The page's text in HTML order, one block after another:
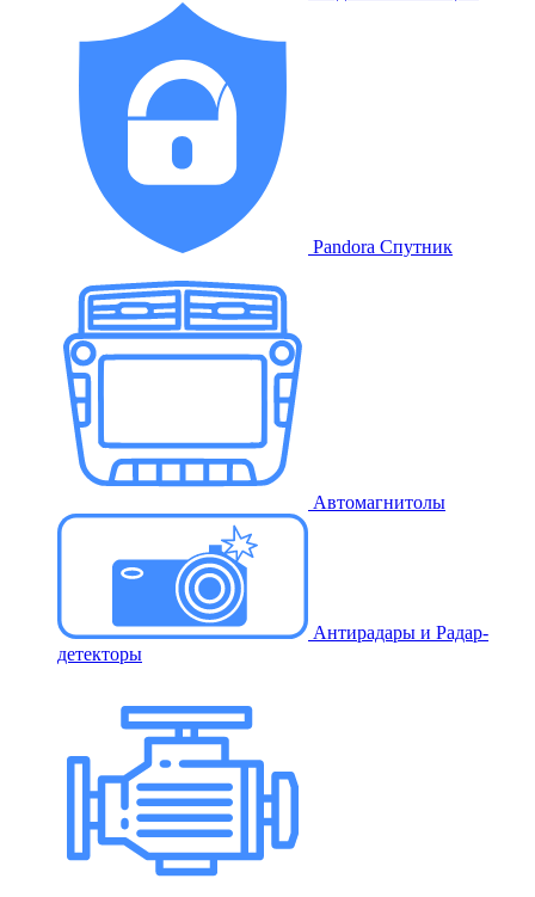
Pandora Спутник
Автомагнитолы
Антирадары и Радар-
детекторы